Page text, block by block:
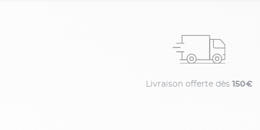
Livraison offerte dès 150€